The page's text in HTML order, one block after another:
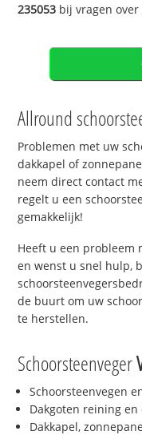
235053 bij vragen over
Allround
Problemen met uw
dakkapel of
neem direct contact
regelt u een
gemakkelijk!
Heeft u een
en wenst u snel hulp,
de buurt om uw
te herstellen.
Schoorsteenveger
Schoorsteenvegen
Dakgoten reining
Dakkapel,